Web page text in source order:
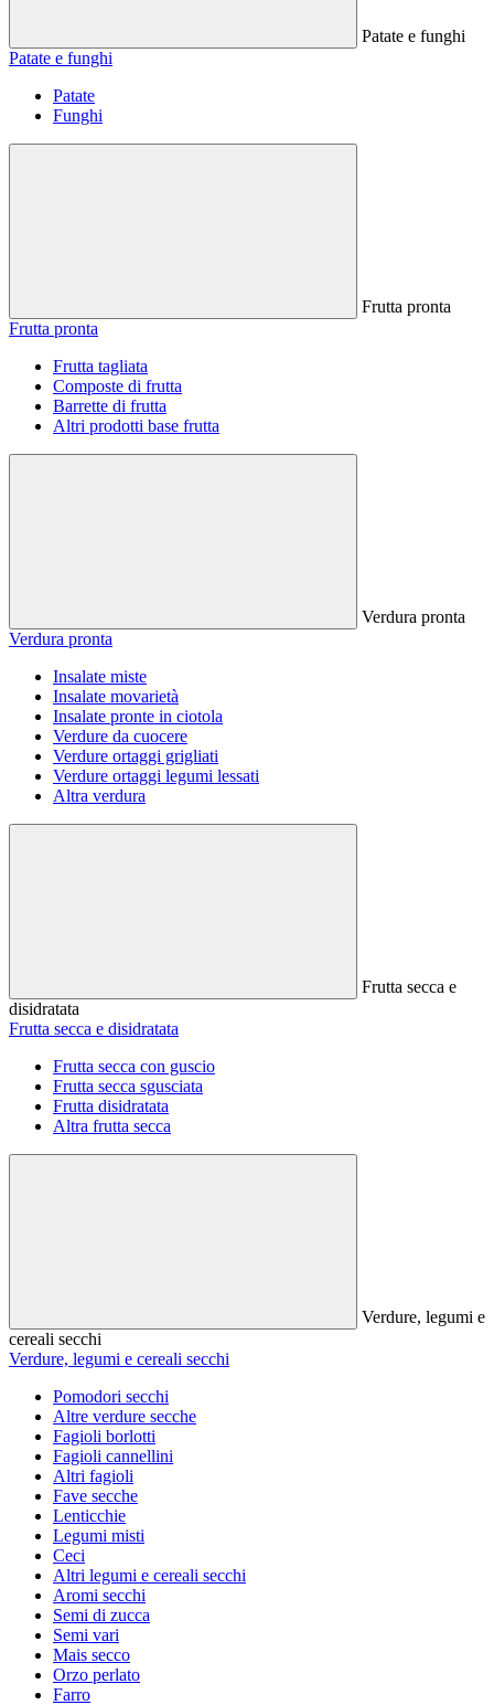
Patate e funghi
Patate e funghi
Patate
Funghi
Frutta pronta
Frutta pronta
Frutta tagliata
Composte di frutta
Barrette di frutta
Altri prodotti base frutta
Verdura pronta
Verdura pronta
Insalate miste
Insalate movarietà
Insalate pronte in ciotola
Verdure da cuocere
Verdure ortaggi grigliati
Verdure ortaggi legumi lessati
Altra verdura
Frutta secca e
disidratata
Frutta secca e disidratata
Frutta secca con guscio
Frutta secca sgusciata
Frutta disidratata
Altra frutta secca
Verdure, legumi e
cereali secchi
Verdure, legumi e cereali secchi
Pomodori secchi
Altre verdure secche
Fagioli borlotti
Fagioli cannellini
Altri fagioli
Fave secche
Lenticchie
Legumi misti
Ceci
Altri legumi e cereali secchi
Aromi secchi
Semi di zucca
Semi vari
Mais secco
Orzo perlato
Farro